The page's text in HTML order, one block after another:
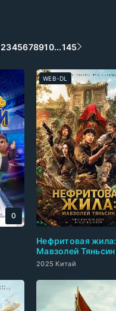
2345678910...145
0
Нефритовая жила:
Мавзолей Тяньсин
2025 Китай
WEB-DL